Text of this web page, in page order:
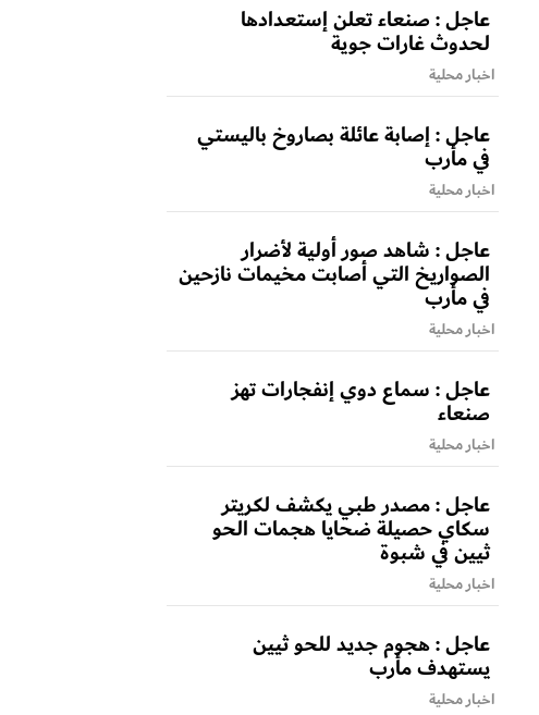
عاجل : صنعاء تعلن إستعدادها
لحدوث غارات جوية
اخبار محلية
عاجل : إصابة عائلة بصاروخ باليستي
في مأرب
اخبار محلية
عاجل : شاهد صور أولية لأضرار
الصواريخ التي أصابت مخيمات نازحين
في مأرب
اخبار محلية
عاجل : سماع دوي إنفجارات تهز
صنعاء
اخبار محلية
عاجل : مصدر طبي يكشف لكريتر
سكاي حصيلة ضحايا هجمات الحو
ثيين في شبوة
اخبار محلية
عاجل : هجوم جديد للحو ثيين
يستهدف مأرب
اخبار محلية